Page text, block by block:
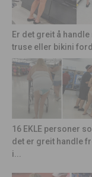
Er det greit å handle
truse eller bikini
16 EKLE personer
det er greit handle
i...